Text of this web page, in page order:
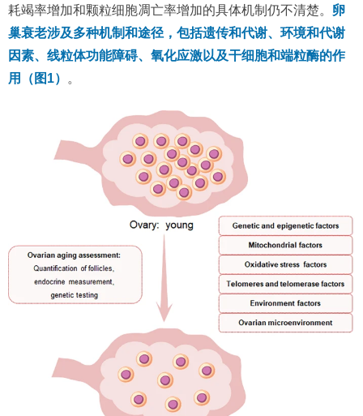
耗竭率增加和颗粒细胞凋亡率增加的具体机制仍不清楚。 卵
巢衰老涉及多种机制和途径，包括遗传和代谢、环境和代谢
因素、线粒体功能障碍、氧化应激以及干细胞和端粒酶的作
用（图1）
。